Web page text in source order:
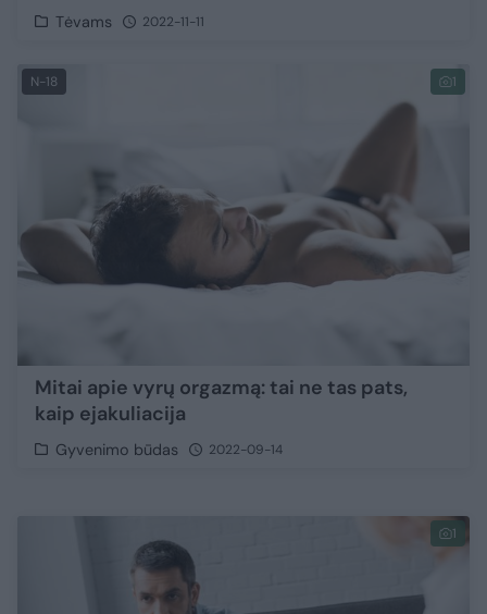
Tėvams 2022-11-11
N-18 1
Mitai apie vyrų orgazmą: tai ne tas pats,
kaip ejakuliacija
Gyvenimo būdas 2022-09-14
1